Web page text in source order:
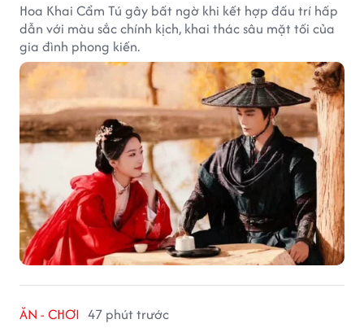
Hoa Khai Cẩm Tú gây bất ngờ khi kết hợp đấu trí hấp
dẫn với màu sắc chính kịch, khai thác sâu mặt tối của
gia đình phong kiến.
ĂN - CHƠI 47 phút trước